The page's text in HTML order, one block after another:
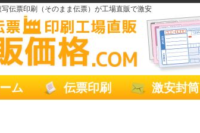
写伝票印刷（そのまま伝票）が工場直販で激安
ム 伝票印刷 激安封筒